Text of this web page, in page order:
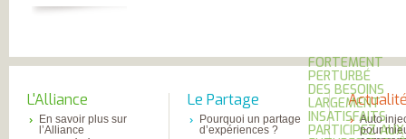
FORTEMENT
PERTURBÉ
DES BESOINS
LARGEMENT
INSATISFAITS
PARTICIPEZ AUX
L'Alliance
En savoir plus sur
l’Alliance
Le Partage
Pourquoi un partage
d’expériences ?
Auto
pour